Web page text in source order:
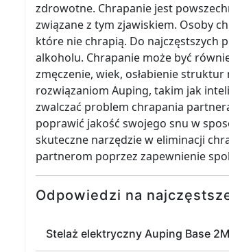
zdrowotne. Chrapanie jest
związane z tym zjawiskiem. Osoby
które nie chrapią. Do najczęstszych
alkoholu. Chrapanie może być
zmęczenie, wiek, osłabienie
rozwiązaniom Auping, takim jak
zwalczać problem chrapania
poprawić jakość swojego snu w
skuteczne narzędzie w eliminacji
partnerom poprzez zapewnienie
Odpowiedzi na
Stelaż elektryczny Auping Base